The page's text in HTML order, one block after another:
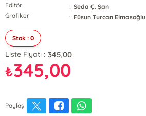
Editör
: Seda Ç. Şan
Grafiker
: Füsun Turcan Elmasoğlu
Stok : 0
Liste Fiyatı : 345,00
₺345,00
Paylaş